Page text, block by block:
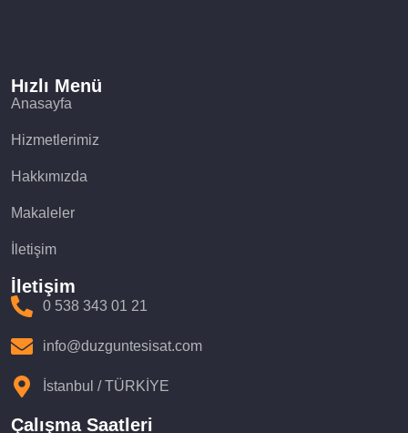
Hızlı Menü
Anasayfa
Hizmetlerimiz
Hakkımızda
Makaleler
İletişim
İletişim
0 538 343 01 21
info@duzguntesisat.com
İstanbul / TÜRKİYE
Çalışma Saatleri